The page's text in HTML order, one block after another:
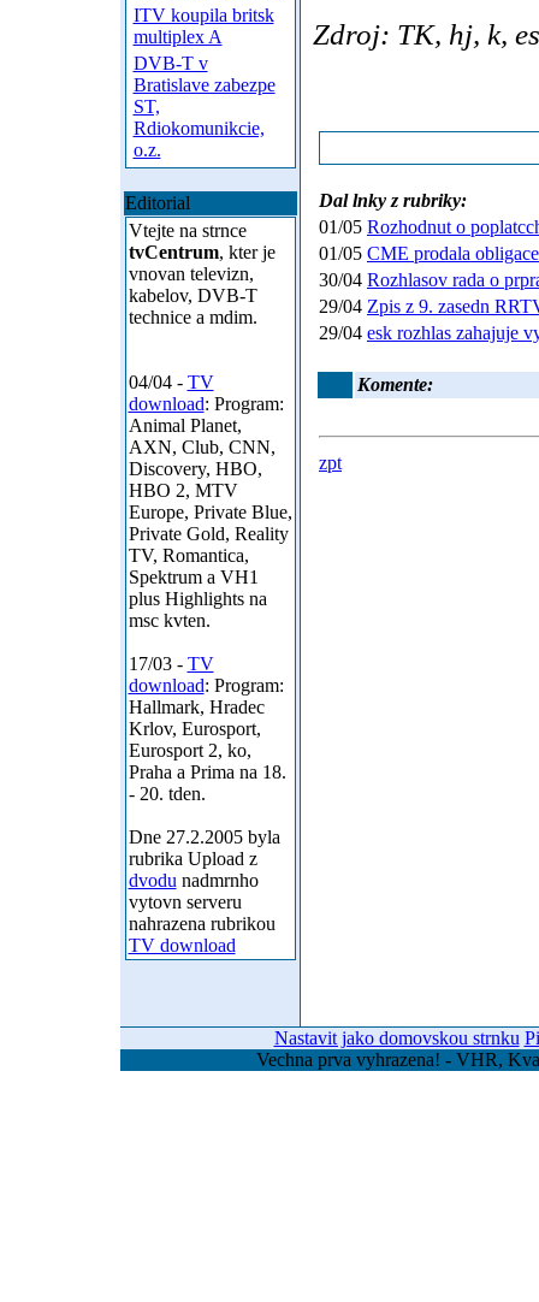
ITV koupila britsk
multiplex A
DVB-T v
Bratislave zabezpe
ST,
Rdiokomunikcie,
o.z.
Editorial
Vtejte na strnce
tvCentrum, kter je
vnovan televizn,
kabelov, DVB-T
technice a mdim.
04/04 - TV
download: Program:
Animal Planet,
AXN, Club, CNN,
Discovery, HBO,
HBO 2, MTV
Europe, Private Blue,
Private Gold, Reality
TV, Romantica,
Spektrum a VH1
plus Highlights na
msc kvten.
17/03 - TV
download: Program:
Hallmark, Hradec
Krlov, Eurosport,
Eurosport 2, ko,
Praha a Prima na 18.
- 20. tden.
Dne 27.2.2005 byla
rubrika Upload z
dvodu nadmrnho
vytovn serveru
nahrazena rubrikou
TV download
Zdroj: TK, hj, k,
Dal lnky z rubriky:
01/05 Rozhodnut o
01/05 CME prodala
30/04 Rozhlasov rada o
29/04 Zpis z 9. zasedn
29/04 esk rozhlas zahajuje
Komente:
zpt
Nastavit jako domovskou strnku
Vechna prva vyhrazena! - VHR,